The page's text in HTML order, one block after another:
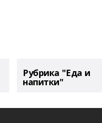
Рубрика "Еда и
напитки"